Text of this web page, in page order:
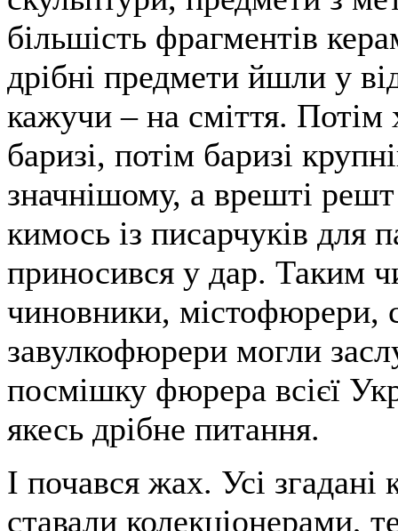
більшість фрагментів
дрібні предмети йшли у
кажучи – на сміття. Потім
баризі, потім баризі
значнішому, а врешті
кимось із писарчуків для
приносився у дар. Таким
чиновники, містофюрери,
завулкофюрери могли
посмішку фюрера всієї
якесь дрібне питання.
І почався жах. Усі згадані
ставали колекціонерами,